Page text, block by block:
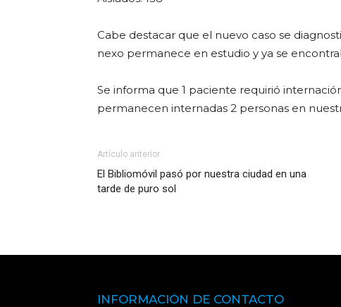
Cabe destacar que el nuevo caso se
nexo permanece en estudio y ya se
Se informa que 1 paciente requirió
permanecen internadas 2 personas en
Artículo anterior
El Bibliomóvil pasó por nuestra ciudad en una
tarde de puro sol
INFORMACIÓN DE CONTACTO